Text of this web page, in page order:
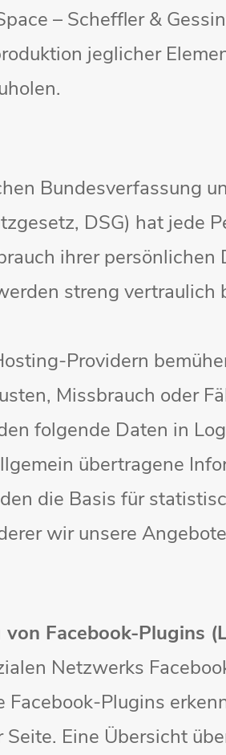
– Scheffler &
jeglicher
Bundesverfassung
DSG) hat jede
ihrer
streng
Providern
Missbrauch oder
folgende Daten in
übertragene
die Basis für
wir unsere
Facebook-Plugins
Netzwerks
Plugins
Eine Übersicht